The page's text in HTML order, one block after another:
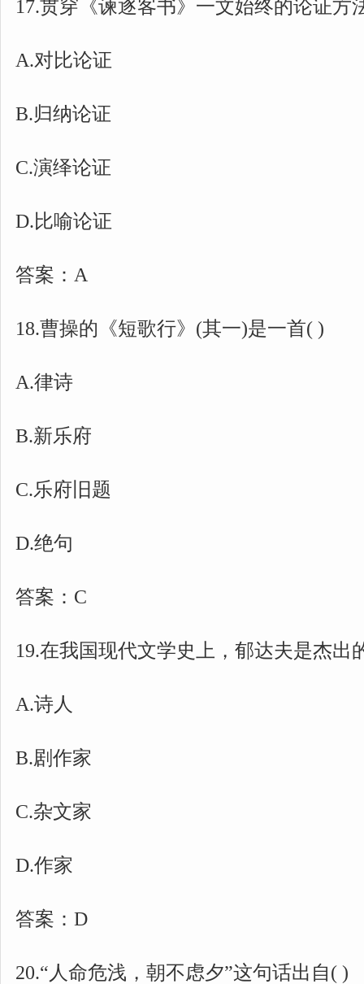
17.贯穿《谏逐客书》一文始终的论证方
A.对比论证
B.归纳论证
C.演绎论证
D.比喻论证
答案：A
18.曹操的《短歌行》(其一)是一首( )
A.律诗
B.新乐府
C.乐府旧题
D.绝句
答案：C
19.在我国现代文学史上，郁达夫是杰出
A.诗人
B.剧作家
C.杂文家
D.作家
答案：D
20.“人命危浅，朝不虑夕”这句话出自( )